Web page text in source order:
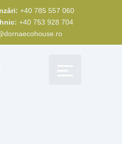
+40 785 557 060
+40 753 928 704